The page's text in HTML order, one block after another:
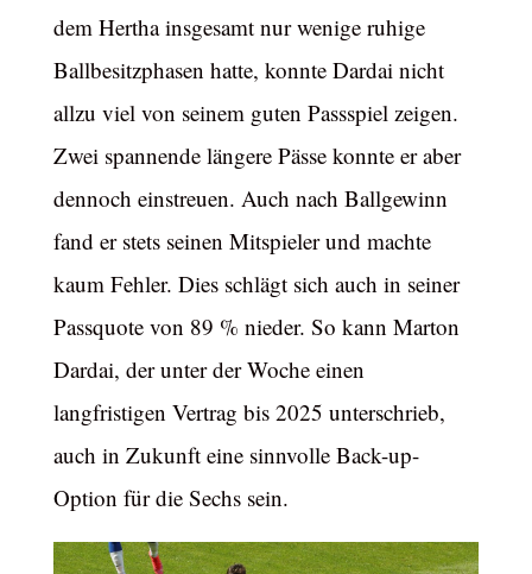
dem Hertha insgesamt nur wenige ruhige
Ballbesitzphasen hatte, konnte Dardai nicht
allzu viel von seinem guten Passspiel zeigen.
Zwei spannende längere Pässe konnte er aber
dennoch einstreuen. Auch nach Ballgewinn
fand er stets seinen Mitspieler und machte
kaum Fehler. Dies schlägt sich auch in seiner
Passquote von 89 % nieder. So kann Marton
Dardai, der unter der Woche einen
langfristigen Vertrag bis 2025 unterschrieb,
auch in Zukunft eine sinnvolle Back-up-
Option für die Sechs sein.